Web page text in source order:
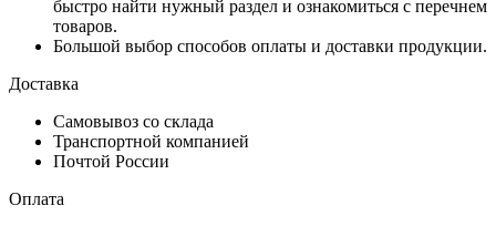
быстро найти нужный раздел и ознакомиться с перечнем
товаров.
Большой выбор способов оплаты и доставки продукции.
Доставка
Самовывоз со склада
Транспортной компанией
Почтой России
Оплата